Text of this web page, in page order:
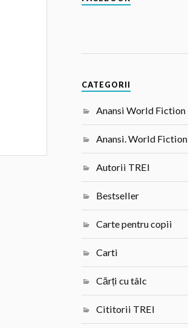
CATEGORII
Anansi World Fiction
Anansi. World Fiction
Autorii TREI
Bestseller
Carte pentru copii
Carti
Cărți cu tâlc
Cititorii TREI